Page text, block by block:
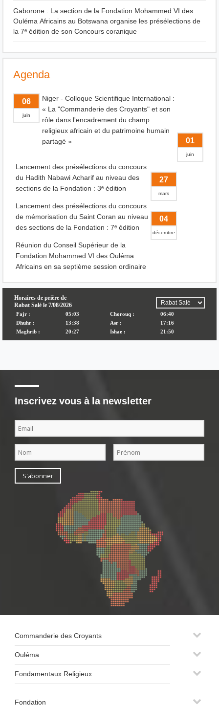
Gaborone : La section de la Fondation Mohammed VI des
Ouléma Africains au Botswana organise les présélections de
la 7ᵉ édition de son Concours coranique
Agenda
06
juin
Niger - Colloque Scientifique International :
« La "Commanderie des Croyants" et son
rôle dans l'encadrement du champ
religieux africain et du patrimoine humain
partagé »
01
juin
Lancement des présélections du concours
du Hadith Nabawi Acharif au niveau des
sections de la Fondation : 3ᵉ édition
27
mars
Lancement des présélections du concours
de mémorisation du Saint Coran au niveau
des sections de la Fondation : 7ᵉ édition
04
décembre
Réunion du Conseil Supérieur de la
Fondation Mohammed VI des Ouléma
Africains en sa septième session ordinaire
Inscrivez vous à la newsletter
Commanderie des Croyants
Ouléma
Fondamentaux Religieux
Fondation